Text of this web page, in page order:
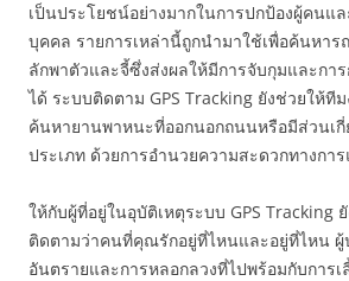
เป็นประโยชน์อย่างมากในการปกป้องผู้คนแ
บุคคล รายการเหล่านี้ถูกนำมาใช้เพื่อค้นหาร
ลักพาตัวและจี้ซึ่งส่งผลให้มีการจับกุมและกา
ได้ ระบบติดตาม GPS Tracking ยังช่วยให้ที
ค้นหายานพาหนะที่ออกนอกถนนหรือมีส่วนเกี่
ประเภท ด้วยการอำนวยความสะดวกทางการ
ให้กับผู้ที่อยู่ในอุบัติเหตุระบบ GPS Tracking
ติดตามว่าคนที่คุณรักอยู่ที่ไหนและอยู่ที่ไหน ผู้
อันตรายและการหลอกลวงที่ไปพร้อมกับการเ